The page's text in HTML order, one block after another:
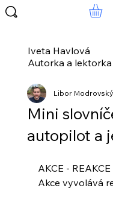
Iveta Havlová
Autorka a
Mini
autopilot a
Libor Modrovský
AKCE - REAKCE
Akce vyvolává